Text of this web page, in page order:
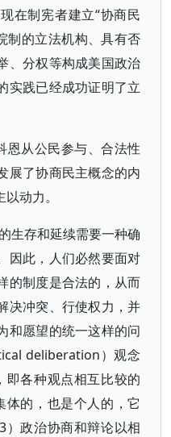
在制宪者建立“协商民
制的立法机构、具有否
、分权等构成美国政治
实践已经成功证明了立
恩从公民参与、合法性
展了协商民主概念的内
动力。
生存和延续需要一种确
因此，人们必然要面对
的制度是合法的，从而
决冲突、行使权力，并
和愿望的统一这样的问
deliberation）观念
即各种观点相互比较的
的，也是个人的，它
）政治协商和辩论以相